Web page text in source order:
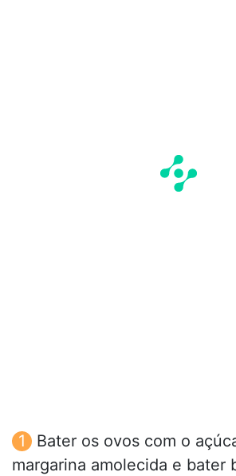
Bater os ovos com o
margarina amolecida e bater